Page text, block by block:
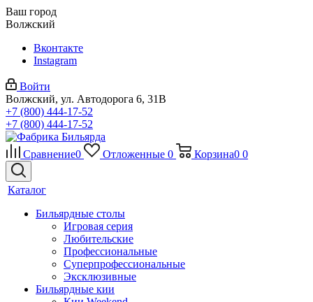
Ваш город
Волжский
Вконтакте
Instagram
Войти
Волжский, ул. Автодорога 6, 31В
+7 (800) 444-17-52
+7 (800) 444-17-52
Сравнение0 Отложенные 0 Корзина0 0
Каталог
Бильярдные столы
Игровая серия
Любительские
Профессиональные
Суперпрофессиональные
Эксклюзивные
Бильярдные кии